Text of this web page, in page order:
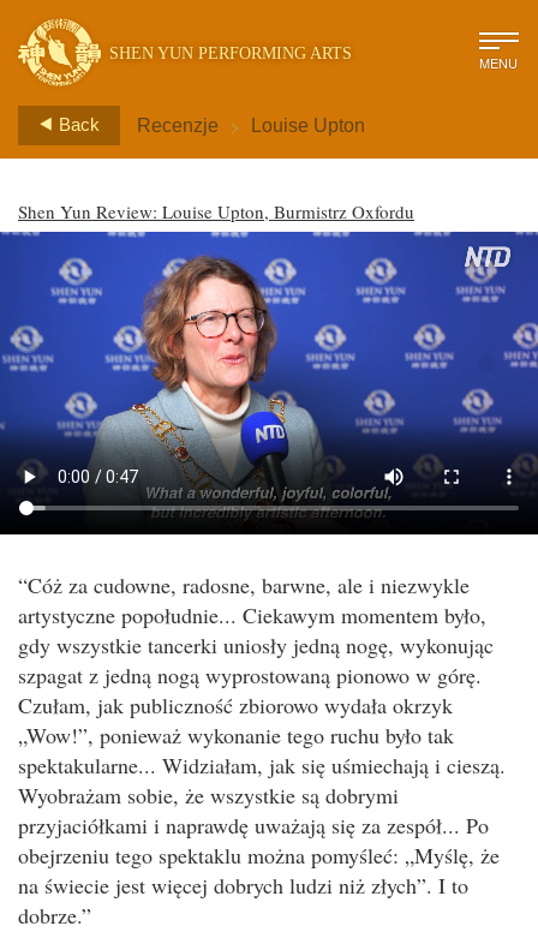
SHEN YUN PERFORMING ARTS MENU
Back Recenzje > Louise Upton
Shen Yun Review: Louise Upton, Burmistrz Oxfordu
“Cóż za cudowne, radosne, barwne, ale i niezwykle
artystyczne popołudnie... Ciekawym momentem było,
gdy wszystkie tancerki uniosły jedną nogę, wykonując
szpagat z jedną nogą wyprostowaną pionowo w górę.
Czułam, jak publiczność zbiorowo wydała okrzyk
„Wow!”, ponieważ wykonanie tego ruchu było tak
spektakularne... Widziałam, jak się uśmiechają i cieszą.
Wyobrażam sobie, że wszystkie są dobrymi
przyjaciółkami i naprawdę uważają się za zespół... Po
obejrzeniu tego spektaklu można pomyśleć: „Myślę, że
na świecie jest więcej dobrych ludzi niż złych”. I to
dobrze.”